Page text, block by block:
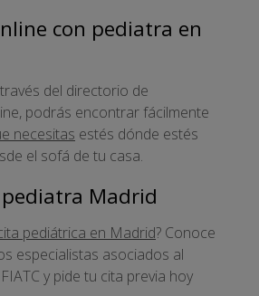
con pediatra en
del directorio de
podrás encontrar fácilmente
necesitas estés dónde estés
el sofá de tu casa.
Madrid
pediátrica en Madrid? Conoce
especialistas asociados al
y pide tu cita previa hoy